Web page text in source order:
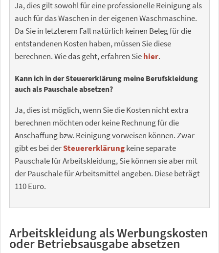
Ja, dies gilt sowohl für eine professionelle Reinigung als
auch für das Waschen in der eigenen Waschmaschine.
Da Sie in letzterem Fall natürlich keinen Beleg für die
entstandenen Kosten haben, müssen Sie diese
berechnen. Wie das geht, erfahren Siehier.
Kann ich in der Steuererklärung meine Berufskleidung
auch als Pauschale absetzen?
Ja, dies ist möglich, wenn Sie die Kosten nicht extra
berechnen möchten oder keine Rechnung für die
Anschaffung bzw. Reinigung vorweisen können. Zwar
gibt es bei derSteuererklärungkeine separate
Pauschale für Arbeitskleidung, Sie können sie aber mit
der Pauschale für Arbeitsmittel angeben. Diese beträgt
110 Euro.
Arbeitskleidung als Werbungskosten
oder Betriebsausgabe absetzen